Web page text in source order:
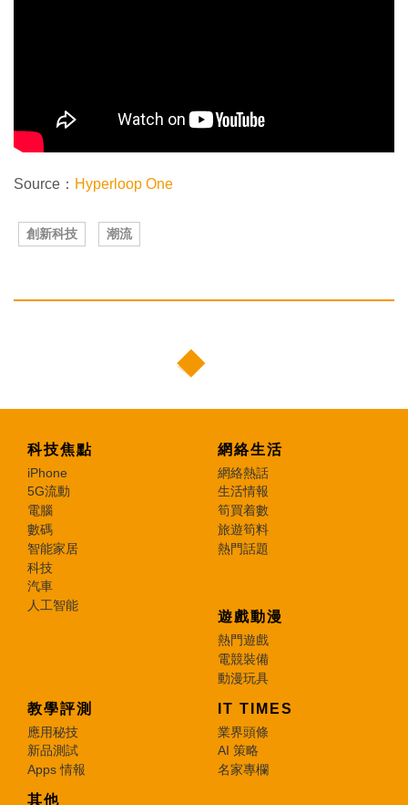
Source： Hyperloop One
創新科技 潮流
科技焦點
iPhone
5G流動
電腦
數碼
智能家居
科技
汽車
人工智能
網絡生活
網絡熱話
生活情報
筍買着數
旅遊筍料
熱門話題
遊戲動漫
熱門遊戲
電競裝備
動漫玩具
教學評測
應用秘技
新品測試
Apps 情報
IT TIMES
業界頭條
AI 策略
名家專欄
其他